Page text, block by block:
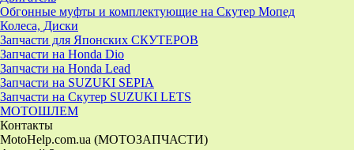
Обгонные муфты и комплектующие на Скутер Мопед
Колеса, Диски
Запчасти для Японских СКУТЕРОВ
Запчасти на Honda Dio
Запчасти на Honda Lead
Запчасти на SUZUKI SEPIA
Запчасти на Скутер SUZUKI LETS
МОТОШЛЕМ
Контакты
MotoHelp.com.ua (МОТОЗАПЧАСТИ)